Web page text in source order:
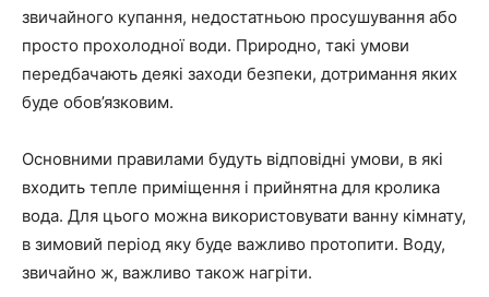
звичайного купання, недостатньою просушування або
просто прохолодної води. Природно, такі умови
передбачають деякі заходи безпеки, дотримання яких
буде обов’язковим.
Основними правилами будуть відповідні умови, в які
входить тепле приміщення і прийнятна для кролика
вода. Для цього можна використовувати ванну кімнату,
в зимовий період яку буде важливо протопити. Воду,
звичайно ж, важливо також нагріти.